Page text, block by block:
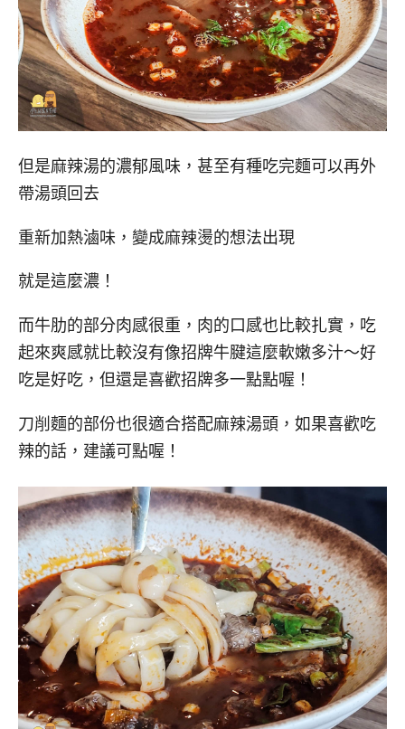
但是麻辣湯的濃郁風味，甚至有種吃完麵可以再外
帶湯頭回去
重新加熱滷味，變成麻辣燙的想法出現
就是這麼濃！
而牛肋的部分肉感很重，肉的口感也比較扎實，吃
起來爽感就比較沒有像招牌牛腱這麼軟嫩多汁～好
吃是好吃，但還是喜歡招牌多一點點喔！
刀削麵的部份也很適合搭配麻辣湯頭，如果喜歡吃
辣的話，建議可點喔！